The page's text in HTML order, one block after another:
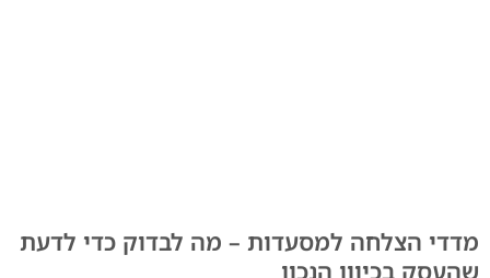
מדדי הצלחה למסעדות – מה לבדוק כדי לדעת
שהעסק בכיוון הנכון